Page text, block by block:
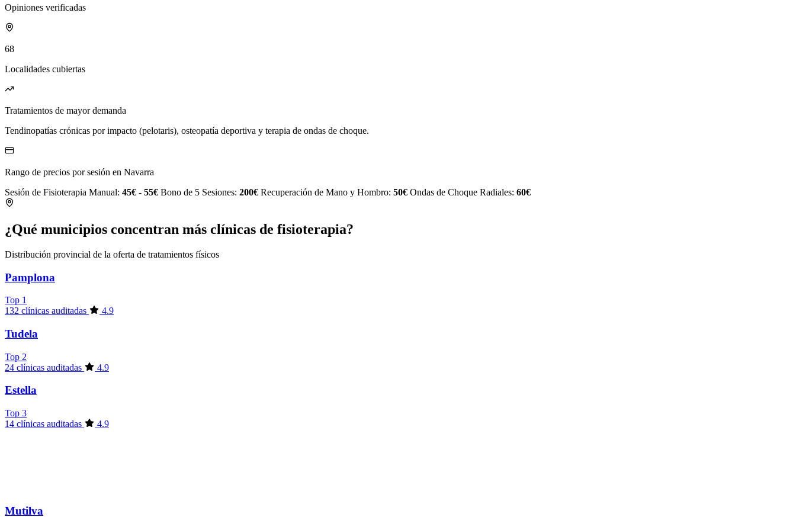
Opiniones verificadas
68
Localidades cubiertas
Tratamientos de mayor demanda
Tendinopatías crónicas por impacto (pelotaris), osteopatía deportiva y terapia de ondas de choque.
Rango de precios por sesión en Navarra
Sesión de Fisioterapia Manual: 45€ - 55€ Bono de 5 Sesiones: 200€ Recuperación de Mano y Hombro: 50€ Ondas de Choque Radiales: 60€
¿Qué municipios concentran más clínicas de fisioterapia?
Distribución provincial de la oferta de tratamientos físicos
Pamplona
Top 1
132 clínicas auditadas
4.9
Tudela
Top 2
24 clínicas auditadas
4.9
Estella
Top 3
14 clínicas auditadas
4.9
Mutilva